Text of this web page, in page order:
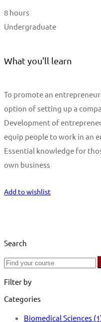
8 hours
Undergraduate
What you'll learn
To promote an
option of setting up a
Development of
equip people to work in an
Essential knowledge for
own business
Add to wishlist
Search
Search
Filter by
Categories
Biomedical Sciences